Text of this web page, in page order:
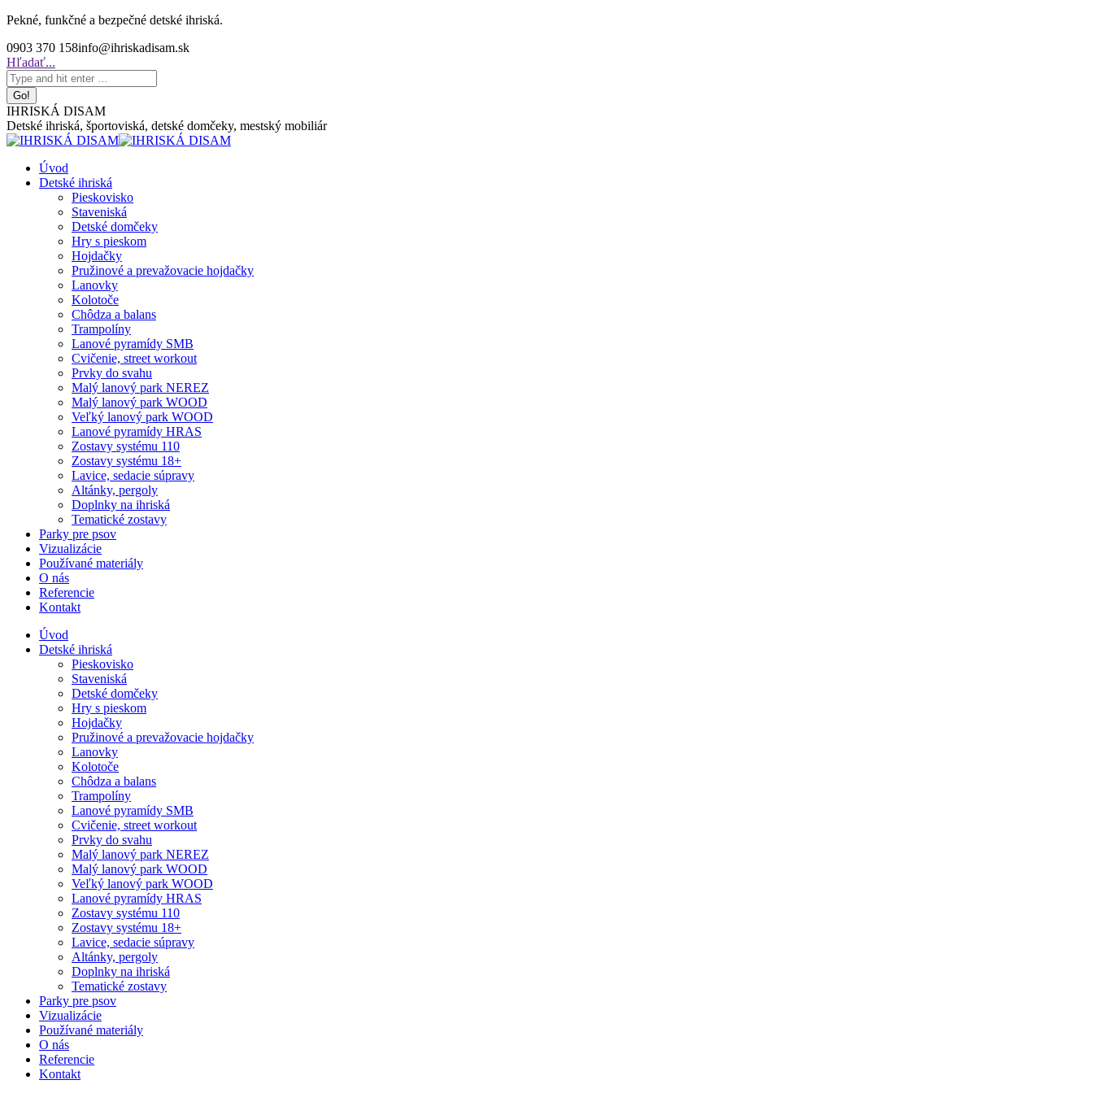
Skip
content
Pekné, funkčné a bezpečné detské ihriská.
0903 370 158info@ihriskadisam.sk
Search:
Hľadať...
IHRISKÁ DISAM
Detské ihriská, športoviská, detské domčeky, mestský mobiliár
Úvod
Detské ihriská
Pieskovisko
Staveniská
Detské domčeky
Hry s pieskom
Hojdačky
Pružinové a prevažovacie hojdačky
Lanovky
Kolotoče
Chôdza a balans
Trampolíny
Lanové pyramídy SMB
Cvičenie, street workout
Prvky do svahu
Malý lanový park NEREZ
Malý lanový park WOOD
Veľký lanový park WOOD
Lanové pyramídy HRAS
Zostavy systému 110
Zostavy systému 18+
Lavice, sedacie súpravy
Altánky, pergoly
Doplnky na ihriská
Tematické zostavy
Parky pre psov
Vizualizácie
Používané materiály
O nás
Referencie
Kontakt
Úvod
Detské ihriská
Pieskovisko
Staveniská
Detské domčeky
Hry s pieskom
Hojdačky
Pružinové a prevažovacie hojdačky
Lanovky
Kolotoče
Chôdza a balans
Trampolíny
Lanové pyramídy SMB
Cvičenie, street workout
Prvky do svahu
Malý lanový park NEREZ
Malý lanový park WOOD
Veľký lanový park WOOD
Lanové pyramídy HRAS
Zostavy systému 110
Zostavy systému 18+
Lavice, sedacie súpravy
Altánky, pergoly
Doplnky na ihriská
Tematické zostavy
Parky pre psov
Vizualizácie
Používané materiály
O nás
Referencie
Kontakt